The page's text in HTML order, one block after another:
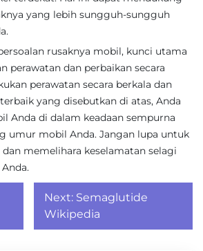
yang lebih sungguh-sungguh
rusaknya mobil, kunci utama
perawatan dan perbaikan secara
perawatan secara berkala dan
yang disebutkan di atas, Anda
Anda di dalam keadaan sempurna
umur mobil Anda. Jangan lupa untuk
dan memelihara keselamatan selagi
Next: Semaglutide
Wikipedia